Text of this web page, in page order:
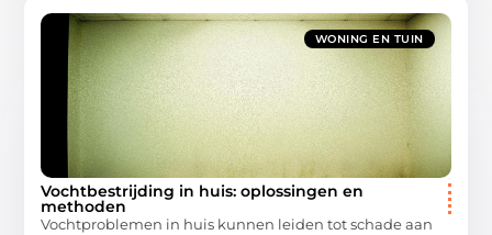
WONING EN TUIN
Vochtbestrijding in huis: oplossingen en
methoden
Vochtproblemen in huis kunnen leiden tot schade aan